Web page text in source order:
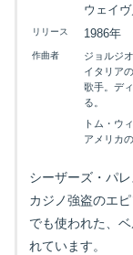
ウェイ
リリース 1986年
作曲者
ジョルジ
イタリア
歌手。デ
る。
トム・ウ
アメリカ
シーザーズ・パ
カジノ強盗のエ
でも使われた、
れています。